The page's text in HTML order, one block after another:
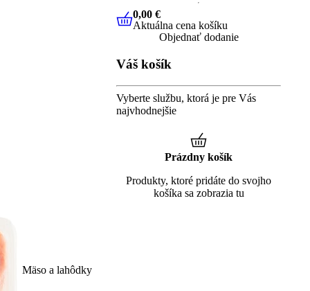
Mäso a lahôdky
0,00 €Aktuálna cena košíku
0,00 €
Aktuálna cena košíku
Objednať dodanie
Váš košík
Vyberte službu, ktorá je pre Vás
najvhodnejšie
Prázdny košík
Produkty, ktoré pridáte do svojho
košíka sa zobrazia tu